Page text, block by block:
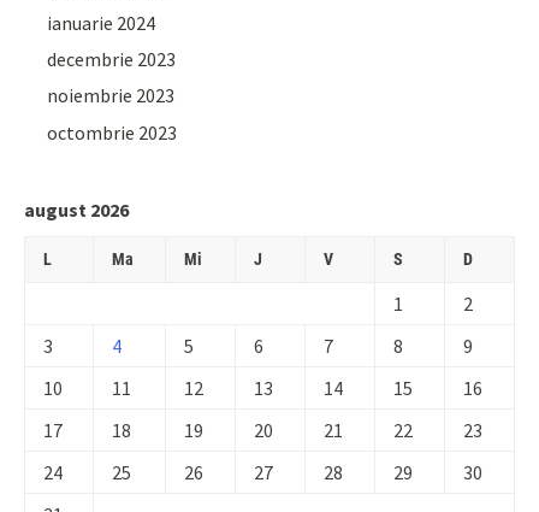
ianuarie 2024
decembrie 2023
noiembrie 2023
octombrie 2023
august 2026
L Ma Mi J V S D
1
2
3
4 5 6 7 8
9
10
11 12 13 14 15
16
17
18 19 20 21 22
23
24
25 26 27 28 29
30